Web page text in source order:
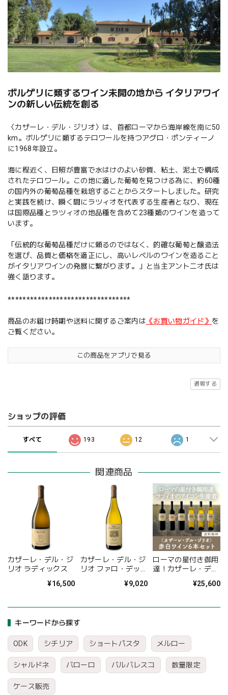
キーワードから探す
ODK シチリア ショートパスタ メルロー
シャルドネ バローロ バルバレスコ 数量限定
ケース販売
ボルゲリに類するワイン未開の地から イタリアワイ
ンの新しい伝統を創る
〈カザーレ・デル・ジリオ〉は、首都ローマから海岸線を南に50
km。ボルゲリに類するテロワールを持つアグロ・ポンティーノ
に1968年設立。
海に程近く、日照が豊富で水はけのよい砂質、粘土、泥土で構成
されたテロワール。この地に適した葡萄を見つける為に、約60種
の国内外の葡萄品種を栽培することからスタートしました。研究
と実践を続け、瞬く間にラツィオを代表する生産者となり、現在
は国際品種とラツィオの地品種を含めて23種類のワインを造って
います。
「伝統的な葡萄品種だけに頼るのではなく、的確な葡萄と醸造法
を選び、品質と価格を適正にし、高いレベルのワインを造ること
がイタリアワインの発展に繋がります。」と当主アントニオ氏は
強く語ります。
*********************************
商品のお届け時期や送料に関するご案内は 《お買い物ガイド》 を
ご覧ください。
この商品をアプリで見る
通報する
ショップの評価
すべて 193 12 1
関連商品
カザーレ・デル・ジ
リオ ラディックス
¥16,500
カザーレ・デル・ジ
リオ ファロ・デッ
¥9,020
ローマの星付き御用
達！カザーレ・デ
クスワイン6本セッ
無料〉(B706076)
¥25,600